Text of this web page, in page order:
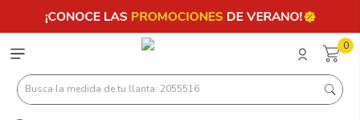
0
Busca la medida de tu llanta: 2055516